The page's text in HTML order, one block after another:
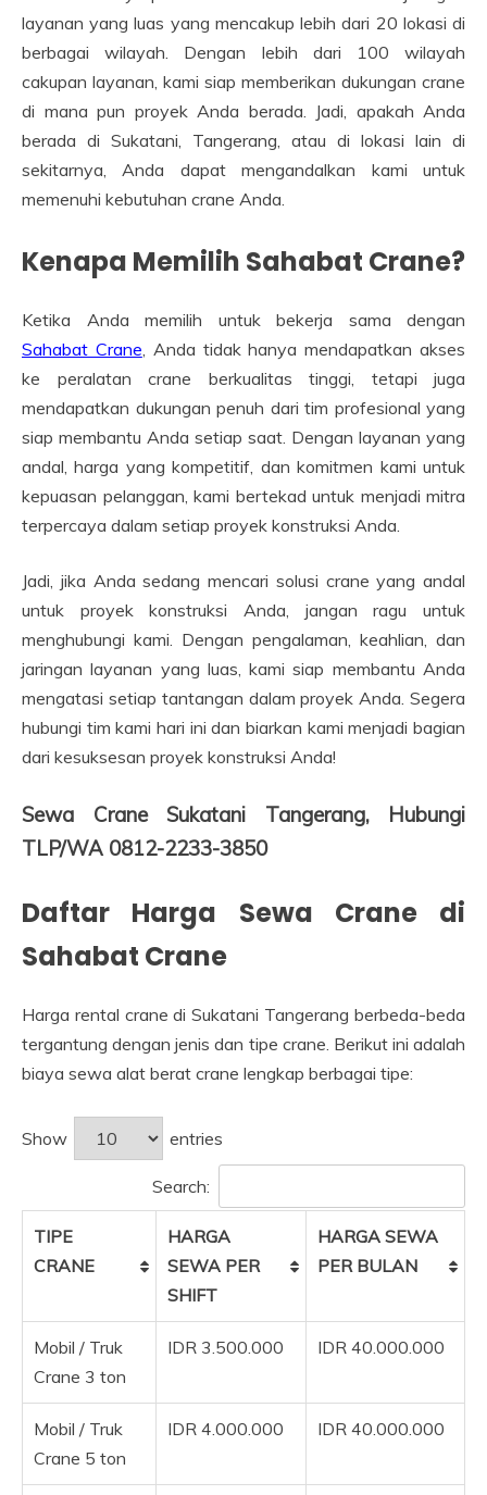
layanan yang luas yang mencakup lebih dari 20 lokasi di
berbagai wilayah. Dengan lebih dari 100 wilayah
cakupan layanan, kami siap memberikan dukungan crane
di mana pun proyek Anda berada. Jadi, apakah Anda
berada di Sukatani, Tangerang, atau di lokasi lain di
sekitarnya, Anda dapat mengandalkan kami untuk
memenuhi kebutuhan crane Anda.
Kenapa Memilih Sahabat Crane?
Ketika Anda memilih untuk bekerja sama dengan
Sahabat Crane, Anda tidak hanya mendapatkan akses
ke peralatan crane berkualitas tinggi, tetapi juga
mendapatkan dukungan penuh dari tim profesional yang
siap membantu Anda setiap saat. Dengan layanan yang
andal, harga yang kompetitif, dan komitmen kami untuk
kepuasan pelanggan, kami bertekad untuk menjadi mitra
terpercaya dalam setiap proyek konstruksi Anda.
Jadi, jika Anda sedang mencari solusi crane yang andal
untuk proyek konstruksi Anda, jangan ragu untuk
menghubungi kami. Dengan pengalaman, keahlian, dan
jaringan layanan yang luas, kami siap membantu Anda
mengatasi setiap tantangan dalam proyek Anda. Segera
hubungi tim kami hari ini dan biarkan kami menjadi bagian
dari kesuksesan proyek konstruksi Anda!
Sewa Crane Sukatani Tangerang, Hubungi
TLP/WA 0812-2233-3850
Daftar Harga Sewa Crane di
Sahabat Crane
Harga rental crane di Sukatani Tangerang berbeda-beda
tergantung dengan jenis dan tipe crane. Berikut ini adalah
biaya sewa alat berat crane lengkap berbagai tipe:
Show entries
Search:
TIPE
CRANE
HARGA
SEWA PER
SHIFT
HARGA SEWA
PER BULAN
Mobil / Truk
Crane 3 ton
IDR 3.500.000 IDR 40.000.000
Mobil / Truk
Crane 5 ton
IDR 4.000.000 IDR 40.000.000